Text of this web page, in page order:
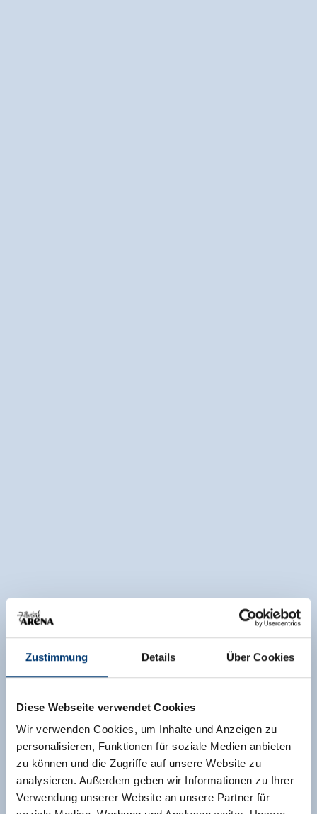
Zustimmung Details Über Cookies
Diese Webseite verwendet Cookies
Wir verwenden Cookies, um Inhalte und Anzeigen zu
personalisieren, Funktionen für soziale Medien anbieten
zu können und die Zugriffe auf unsere Website zu
analysieren. Außerdem geben wir Informationen zu Ihrer
Verwendung unserer Website an unsere Partner für